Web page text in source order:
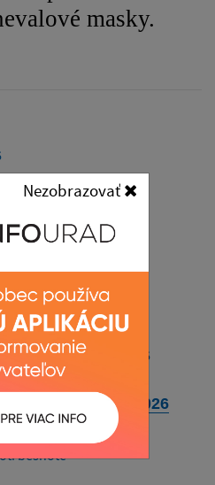
Nezobrazovať
masky.
od 1. júla 2026